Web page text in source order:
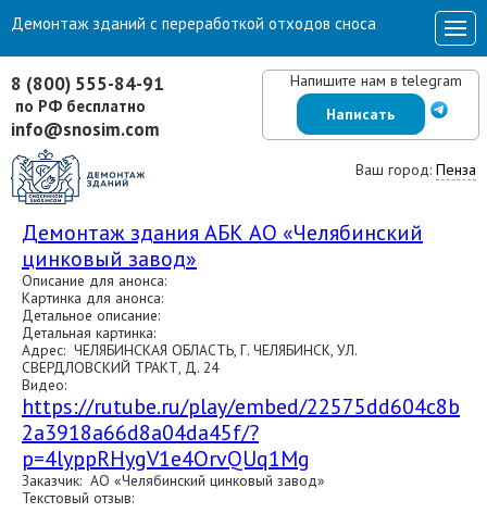
8 (800) 555-84-91
по РФ бесплатно
info@snosim.com
Напишите нам в telegram
Написать
Ваш город: Пенза
Демонтаж зданий с переработкой отходов сноса
Демонтаж здания АБК АО «Челябинский
цинковый завод»
Описание для анонса:
Картинка для анонса:
Детальное описание:
Детальная картинка:
Адрес: ЧЕЛЯБИНСКАЯ ОБЛАСТЬ, Г. ЧЕЛЯБИНСК, УЛ.
СВЕРДЛОВСКИЙ ТРАКТ, Д. 24
Видео:
https://rutube.ru/play/embed/22575dd604c8b
2a3918a66d8a04da45f/?
p=4lyppRHygV1e4OrvQUq1Mg
Заказчик: АО «Челябинский цинковый завод»
Текстовый отзыв: